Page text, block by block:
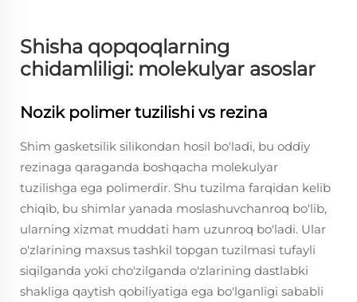
Shisha qopqoqlarning
chidamliligi: molekulyar asoslar
Nozik polimer tuzilishi vs rezina
Shim gasketsilik silikondan hosil bo'ladi, bu oddiy
rezinaga qaraganda boshqacha molekulyar
tuzilishga ega polimerdir. Shu tuzilma farqidan kelib
chiqib, bu shimlar yanada moslashuvchanroq bo'lib,
ularning xizmat muddati ham uzunroq bo'ladi. Ular
o'zlarining maxsus tashkil topgan tuzilmasi tufayli
siqilganda yoki cho'zilganda o'zlarining dastlabki
shakliga qaytish qobiliyatiga ega bo'lganligi sababli